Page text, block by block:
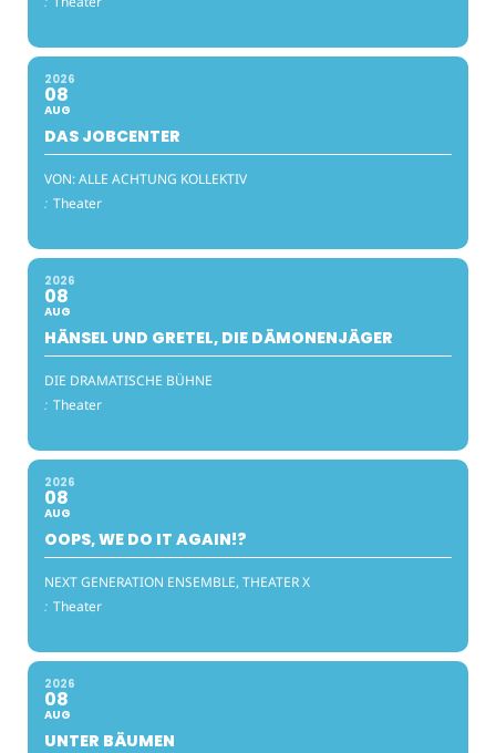
2026
08
AUG
DAS JOBCENTER
VON: ALLE ACHTUNG KOLLEKTIV
: Theater
2026
08
AUG
HÄNSEL UND GRETEL, DIE DÄMONENJÄGER
DIE DRAMATISCHE BÜHNE
: Theater
2026
08
AUG
OOPS, WE DO IT AGAIN!?
NEXT GENERATION ENSEMBLE, THEATER X
: Theater
2026
08
AUG
UNTER BÄUMEN